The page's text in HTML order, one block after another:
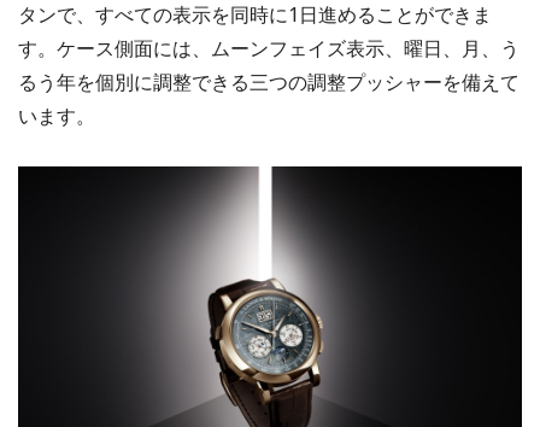
タンで、すべての表示を同時に1日進めることができま
す。ケース側面には、ムーンフェイズ表示、曜日、月、う
るう年を個別に調整できる三つの調整プッシャーを備えて
います。